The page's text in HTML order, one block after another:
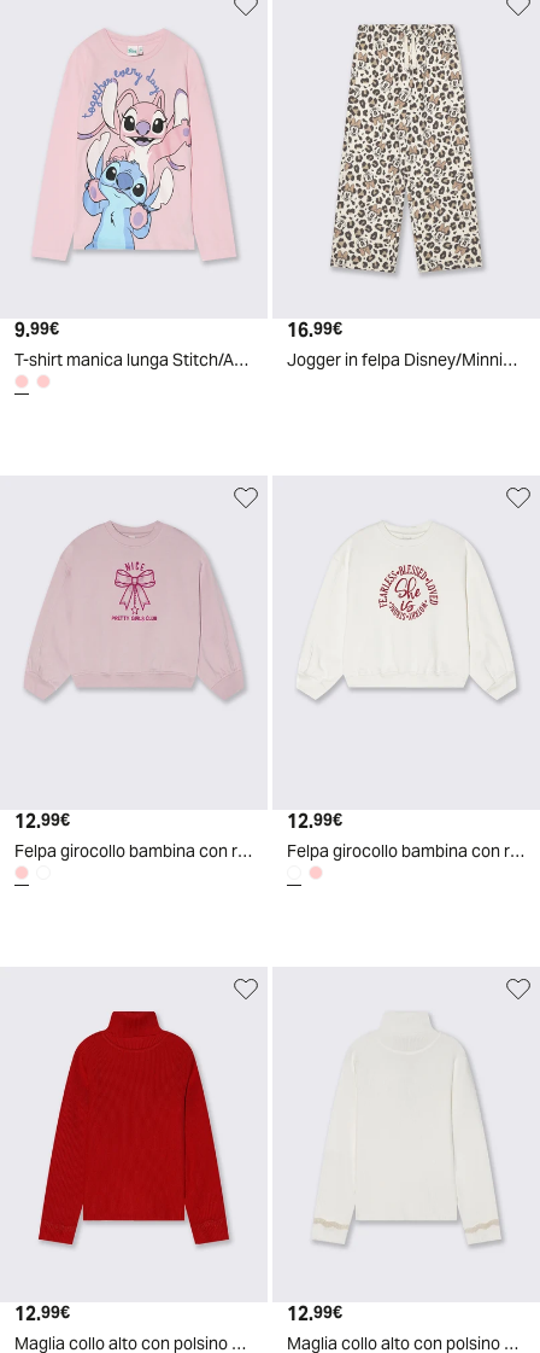
Prezzo attuale
9.99€
T-shirt manica lunga Stitch/Angel in cotone - Rosa
Prezzo attuale
16.99€
Jogger in felpa Disney/Minnie a gamba larga - Fantasia
Prezzo attuale
12.99€
Felpa girocollo bambina con ricamo - Rosa polvere
Prezzo attuale
12.99€
Felpa girocollo bambina con ricamo - Bianco latte
Prezzo attuale
12.99€
Maglia collo alto con polsino metallico - Rosso
Prezzo attuale
12.99€
Maglia collo alto con polsino metallico - Bianco latte